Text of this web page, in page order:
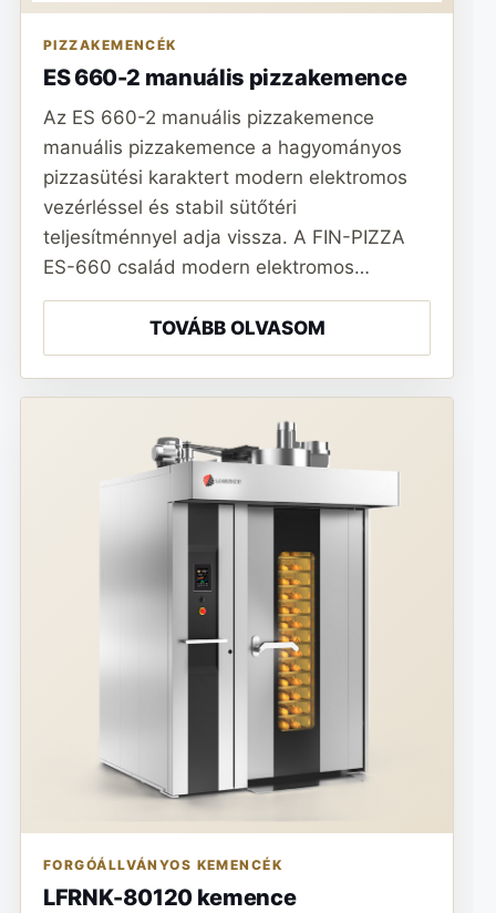
PIZZAKEMENCÉK
ES 660-2 manuális pizzakemence
Az ES 660-2 manuális pizzakemence
manuális pizzakemence a hagyományos
pizzasütési karaktert modern elektromos
vezérléssel és stabil sütőtéri
teljesítménnyel adja vissza. A FIN-PIZZA
ES-660 család modern elektromos…
TOVÁBB OLVASOM
FORGÓÁLLVÁNYOS KEMENCÉK
LFRNK-80120 kemence